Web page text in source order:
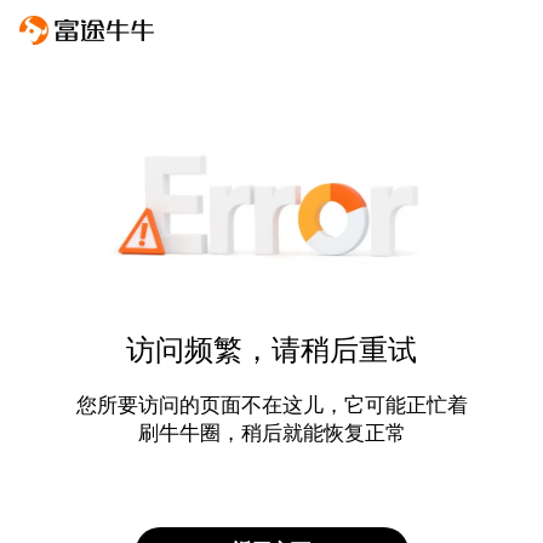
访问频繁，请稍后重试
您所要访问的页面不在这儿，它可能正忙着
刷牛牛圈，稍后就能恢复正常